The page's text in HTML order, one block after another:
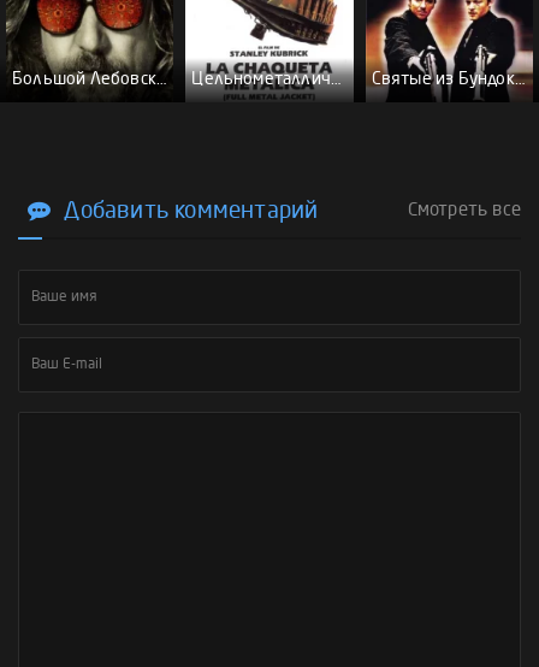
Большой Лебовски - (Перевод Гоблина) Цельнометаллическая оболочка - (Перевод Гоблина) Святые из Бундока \ Святые из трущоб - (Перевод Гоблина)
Добавить комментарий Смотреть все